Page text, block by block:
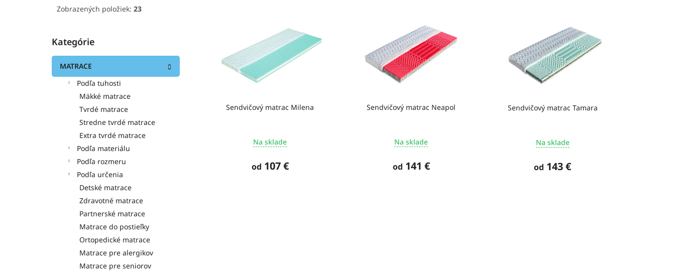
Zobrazených položiek: 23
Preskočiť
kategórie
Kategórie
MATRACE
Podľa tuhosti
Mäkké matrace
Tvrdé matrace
Stredne tvrdé matrace
Extra tvrdé matrace
Podľa materiálu
Podľa rozmeru
Podľa určenia
Detské matrace
Zdravotné matrace
Partnerské matrace
Matrace do postieľky
Ortopedické matrace
Matrace pre alergikov
Matrace pre seniorov
Sendvičový matrac Milena
Na sklade
od 107 €
Sendvičový matrac Neapol
Na sklade
od 141 €
Sendvičový matrac Tamara
Na sklade
od 143 €